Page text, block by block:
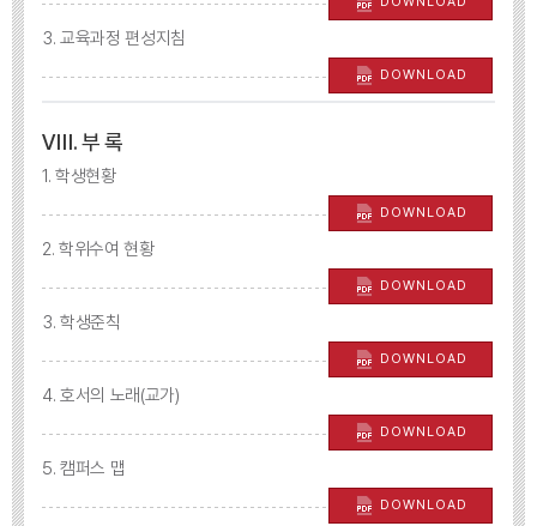
3. 교육과정 편성지침
DOWNLOAD
Ⅷ. 부 록
1. 학생현황
DOWNLOAD
2. 학위수여 현황
DOWNLOAD
3. 학생준칙
DOWNLOAD
4. 호서의 노래(교가)
DOWNLOAD
5. 캠퍼스 맵
DOWNLOAD